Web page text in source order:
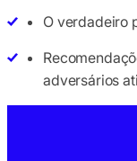
O verdadeiro
adversários